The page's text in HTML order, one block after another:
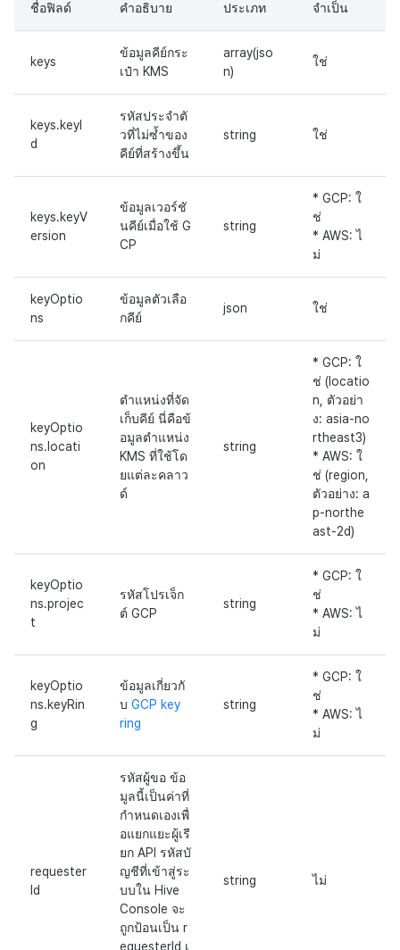
ชื่อฟิลด์ คำอธิบาย ประเภท จำเป็น
keys
ข้อมูลคีย์กระ
เป๋า KMS
array(jso
n)
ใช่
keys.keyI
d
รหัสประจำตั
วที่ไม่ซ้ำของ
คีย์ที่สร้างขึ้น
string ใช่
keys.keyV
ersion
ข้อมูลเวอร์ชั
นคีย์เมื่อใช้ G
CP
string
* GCP: ใ
ช่
* AWS: ไ
ม่
keyOptio
ns
ข้อมูลตัวเลือ
กคีย์
json ใช่
keyOptio
ns.locati
on
ตำแหน่งที่จัด
เก็บคีย์ นี่คือข้
อมูลตำแหน่ง
KMS ที่ใช้โด
ยแต่ละคลาว
ด์
string
* GCP: ใ
ช่ (locatio
n, ตัวอย่า
ง: asia-no
rtheast3)
* AWS: ใ
ช่ (region,
ตัวอย่าง: a
p-northe
ast-2d)
keyOptio
ns.projec
t
รหัสโปรเจ็ก
ต์ GCP
string
* GCP: ใ
ช่
* AWS: ไ
ม่
keyOptio
ns.keyRin
g
ข้อมูลเกี่ยวกั
บ GCP key
ring
string
* GCP: ใ
ช่
* AWS: ไ
ม่
requester
Id
รหัสผู้ขอ ข้อ
มูลนี้เป็นค่าที่
กำหนดเองเพื่
อแยกแยะผู้เรี
ยก API รหัสบั
ญชีที่เข้าสู่ระ
บบใน Hive
Console จะ
ถูกป้อนเป็น r
equesterId เ
string ไม่